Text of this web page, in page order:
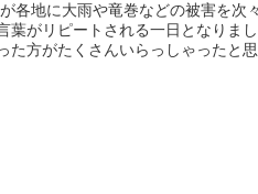
各地に大雨や竜巻などの被害を次
葉がリピートされる一日となりま
た方がたくさんいらっしゃったと